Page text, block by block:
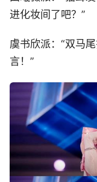
进化妆间了吧？”
虞书欣派：“双马
言！”